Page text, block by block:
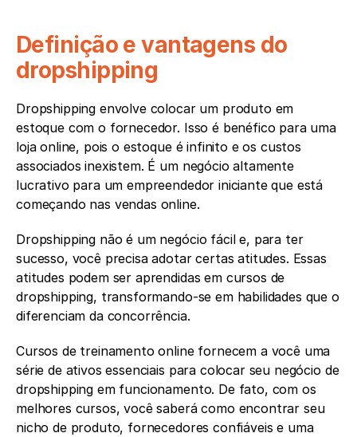
Definição e vantagens do
dropshipping
Dropshipping envolve colocar um produto em
estoque com o fornecedor. Isso é benéfico para uma
loja online, pois o estoque é infinito e os custos
associados inexistem. É um negócio altamente
lucrativo para um empreendedor iniciante que está
começando nas vendas online.
Dropshipping não é um negócio fácil e, para ter
sucesso, você precisa adotar certas atitudes. Essas
atitudes podem ser aprendidas em cursos de
dropshipping, transformando-se em habilidades que o
diferenciam da concorrência.
Cursos de treinamento online fornecem a você uma
série de ativos essenciais para colocar seu negócio de
dropshipping em funcionamento. De fato, com os
melhores cursos, você saberá como encontrar seu
nicho de produto, fornecedores confiáveis e uma